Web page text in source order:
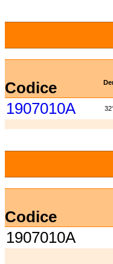
Codice
1907010A
Codice
1907010A